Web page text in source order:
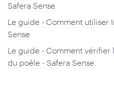
Safera Sense
Le guide - Comment utiliser
Sense
Le guide - Comment
du poêle - Safera Sense